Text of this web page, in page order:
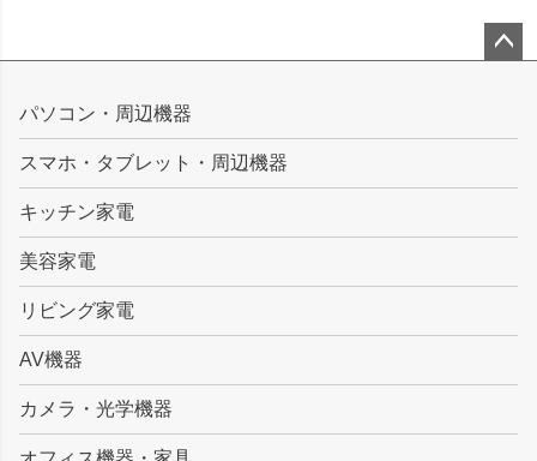
ップ
パソコン・周辺機器
スマホ・タブレット・周辺機器
キッチン家電
美容家電
リビング家電
AV機器
カメラ・光学機器